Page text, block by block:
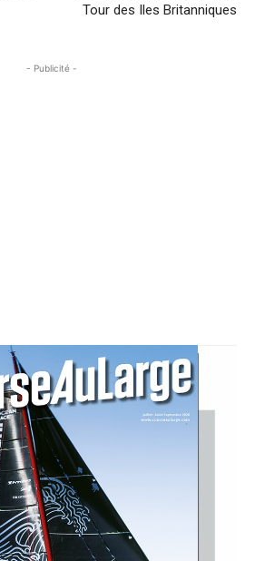
Tour des Iles Britanniques
- Publicité -